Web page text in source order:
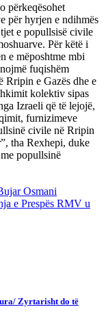
përkeqësohet
për hyrjen e ndihmës
e popullsisë civile
Për këtë i
e mëposhtme mbi
fuqishëm
Rripin e Gazës dhe e
kolektiv sipas
Izraeli që të lejojë,
furnizimeve
civile në Rripin
tha Rexhepi, duke
popullsinë
Osmani
e Prespës RMV u
Zyrtarisht do të